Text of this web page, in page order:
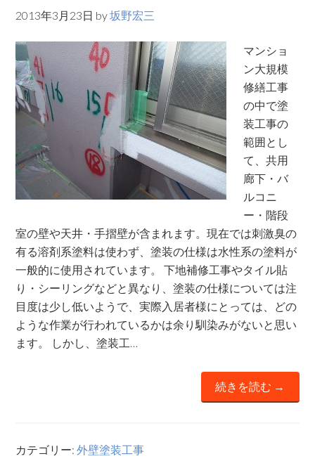
2013年3月23日 by坂野宏三
マンショ
ン大規模
修繕工事
の中で塗
装工事の
範囲とし
て、共用
廊下・バ
ルコニ
ー・階段
室の壁や天井・手摺壁が含まれます。現在では刺激臭の
有る溶剤系塗料は使わず、塗装の仕様は水性系の塗料が
一般的に使用されています。 下地補修工事やタイル貼
り・シーリングなどと異なり、塗装の仕様については注
目度は少し低いようで、実際入居者様にとっては、どの
ような作業が行われているかは余り馴染みがないと思い
ます。 しかし、塗装工…
続きを読む →
カテゴリー:外壁塗装工事